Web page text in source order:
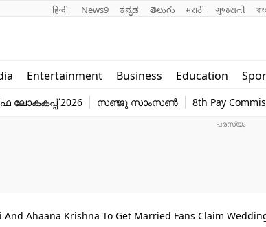
हिन्दी News9 ಕನ್ನಡ తెలుగు मराठी ગુજરાતી
Entertainment Business Education
world
ലോകകപ്പ് 2026 സഞ്ജു സാംസൺ 8th Pay
And Ahaana Krishna To Get Married Fans Claim